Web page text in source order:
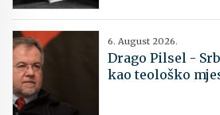
6. August 2026.
Drago Pilsel -
kao teološko